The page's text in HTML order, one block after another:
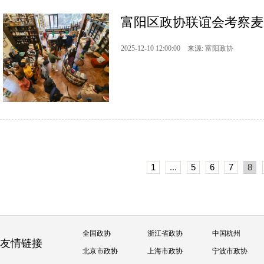
富阳区政协联谊会考察
2025-12-10 12:00:00 来源: 富阳政协
1 ... 5 6 7 8
友情链接
全国政协 浙江省政协 中国杭州
北京市政协 上海市政协 宁波市政协